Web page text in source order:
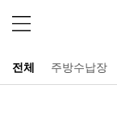
전체 주방수납장